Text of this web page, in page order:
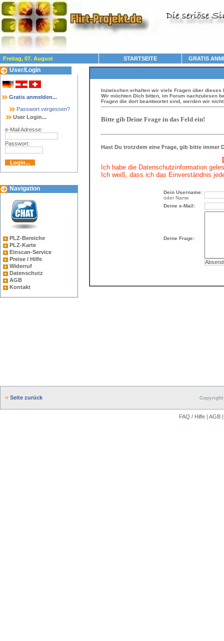
Freitag, 07. August STARTSEITE GRATIS
User/Login
Gratis anmelden...
Passwort vergessen?
User Login...
e-Mail Adresse:
Passwort:
Navigation
PLZ-Bereiche
PLZ-Karte
Einscan-Service
Preise / Hilfe
Widerruf
Datenschutz
AGB
Kontakt
Inzwischen erhalten wir viele Fragen über dieses
Wir möchten Dich bitten, im Forum nachzulesen
Fragen die dort beantwortet sind, werden wir
Bitte gib Deine Frage in das Feld ein!
Hast Du trotzdem eine Frage, gib bitte immer
Ich habe die Datenschutzinformation
Ich weiß, dass ich das Einverständnis
Dein Username:
oder Name
Deine e-Mail:
Deine Frage:
Seite zurück
FAQ / Hilfe | AGB